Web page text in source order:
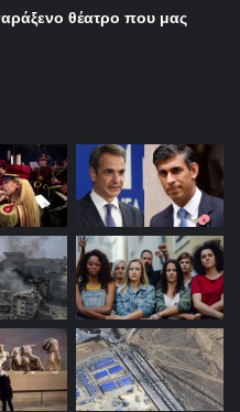
θέατρο που μας